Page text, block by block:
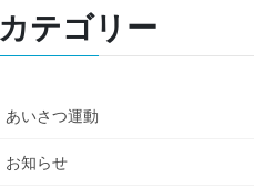
カテゴリー
あいさつ運動
お知らせ